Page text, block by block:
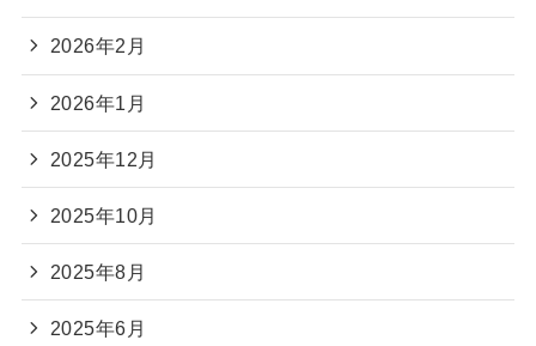
2026年2月
2026年1月
2025年12月
2025年10月
2025年8月
2025年6月